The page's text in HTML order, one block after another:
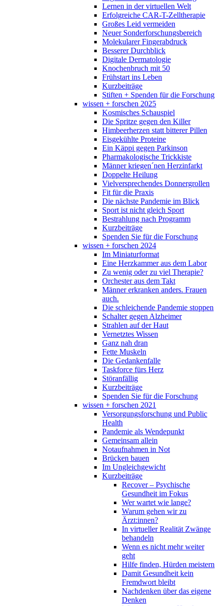
Lernen in der virtuellen Welt
Erfolgreiche CAR-T-Zelltherapie
Großes Leid vermeiden
Neuer Sonderforschungsbereich
Molekularer Fingerabdruck
Besserer Durchblick
Digitale Dermatologie
Knochenbruch mit 50
Frühstart ins Leben
Kurzbeiträge
Stiften + Spenden für die Forschung
wissen + forschen 2025
Kosmisches Schauspiel
Die Spritze gegen den Killer
Himbeerherzen statt bitterer Pillen
Eisgekühlte Proteine
Ein Käppi gegen Parkinson
Pharmakologische Trickkiste
Männer kriegen´nen Herzinfarkt
Doppelte Heilung
Vielversprechendes Donnergrollen
Fit für die Praxis
Die nächste Pandemie im Blick
Sport ist nicht gleich Sport
Bestrahlung nach Programm
Kurzbeiträge
Spenden Sie für die Forschung
wissen + forschen 2024
Im Miniaturformat
Eine Herzkammer aus dem Labor
Zu wenig oder zu viel Therapie?
Orchester aus dem Takt
Männer erkranken anders. Frauen
auch.
Die schleichende Pandemie stoppen
Schalter gegen Alzheimer
Strahlen auf der Haut
Vernetztes Wissen
Ganz nah dran
Fette Muskeln
Die Gedankenfalle
Taskforce fürs Herz
Störanfällig
Kurzbeiträge
Spenden Sie für die Forschung
wissen + forschen 2021
Versorgungsforschung und Public
Health
Pandemie als Wendepunkt
Gemeinsam allein
Notaufnahmen in Not
Brücken bauen
Im Ungleichgewicht
Kurzbeiträge
Recover – Psychische
Gesundheit im Fokus
Wer wartet wie lange?
Warum gehen wir zu
Ärzt:innen?
In virtueller Realität Zwänge
behandeln
Wenn es nicht mehr weiter
geht
Hilfe finden, Hürden meistern
Damit Gesundheit kein
Fremdwort bleibt
Nachdenken über das eigene
Denken